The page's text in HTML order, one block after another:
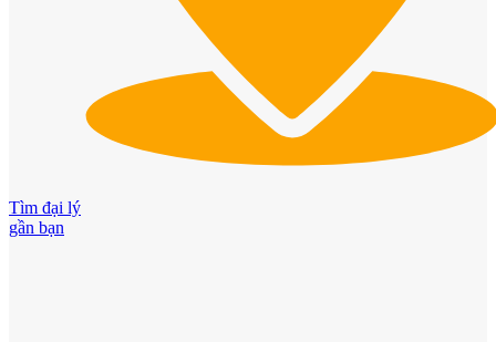
Cửa ô kính
Tìm đại lý
gần bạn